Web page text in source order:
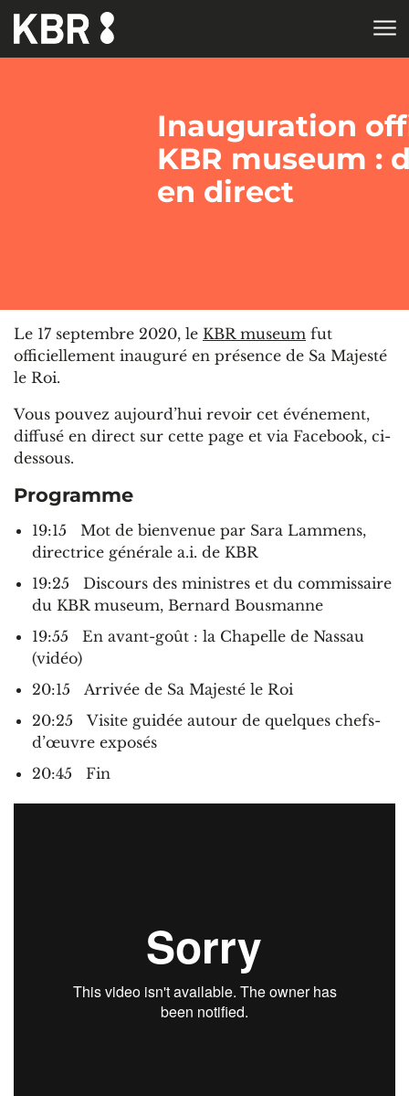
Aller au contenu
Inauguration
KBR museum :
en direct
Le 17 septembre 2020, le KBR museum fut
officiellement inauguré en présence de Sa Majesté
le Roi.
Vous pouvez aujourd’hui revoir cet événement,
diffusé en direct sur cette page et via Facebook, ci-
dessous.
Programme
19:15 Mot de bienvenue par Sara Lammens,
directrice générale a.i. de KBR
19:25 Discours des ministres et du commissaire
du KBR museum, Bernard Bousmanne
19:55 En avant-goût : la Chapelle de Nassau
(vidéo)
20:15 Arrivée de Sa Majesté le Roi
20:25 Visite guidée autour de quelques chefs-
d’œuvre exposés
20:45 Fin